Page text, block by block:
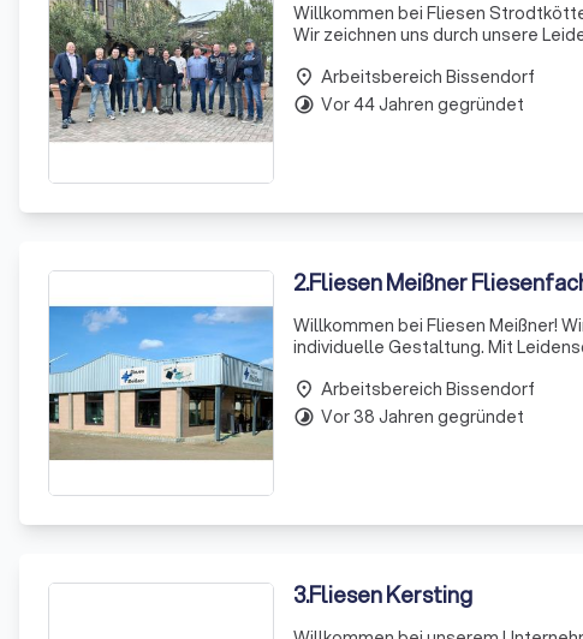
Willkommen bei Fliesen
Wir zeichnen uns durch unsere
place Arbeitsbereich Bissendorf
timelapse Vor 44 Jahren gegründet
2.Fliesen Meißner
Willkommen bei Fliesen Meißner!
individuelle Gestaltung. Mit
place Arbeitsbereich Bissendorf
timelapse Vor 38 Jahren gegründet
3.Fliesen Kersting